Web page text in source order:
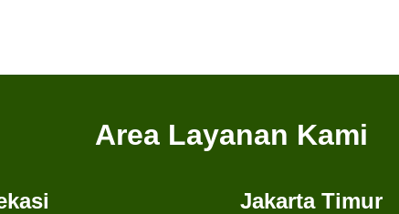
Area Layanan Kami
Jakarta Timur